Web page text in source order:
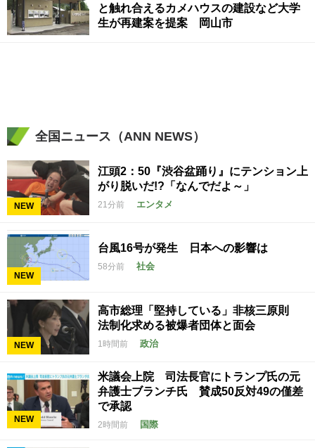
と触れ合えるカメハウスの建設など大学
生が再建案を提案 岡山市
全国ニュース（ANN NEWS）
NEW
江頭2：50『渋谷盆踊り』にテンション上
がり脱いだ!?「なんでだよ～」
21分前 エンタメ
NEW
台風16号が発生 日本への影響は
58分前 社会
NEW
高市総理「堅持している」非核三原則
法制化求める被爆者団体と面会
1時間前 政治
NEW
米議会上院 司法長官にトランプ氏の元
弁護士ブランチ氏 賛成50反対49の僅差
で承認
2時間前 国際